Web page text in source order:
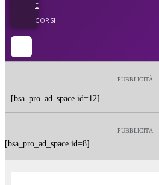
E
CORSI
PUBBLICITÀ
[bsa_pro_ad_space id=12]
PUBBLICITÀ
[bsa_pro_ad_space id=8]